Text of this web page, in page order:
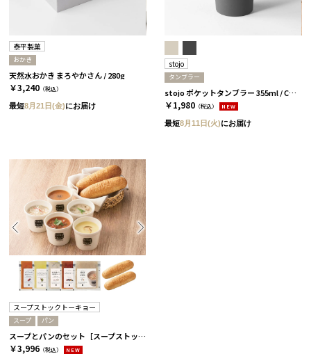
泰平製菓
おかき
天然水おかき まろやかさん / 280g
￥3,240 （税込）
最短8月21日(金)にお届け
stojo
タンブラー
stojo ポケットタンブラー 355ml / CARBON［ストージョ］
￥1,980 （税込） NEW
最短8月11日(火)にお届け
スープストックトーキョー
スープ パン
スープとパンのセット［スープストックトーキョー］ 5パック
￥3,996 （税込） NEW